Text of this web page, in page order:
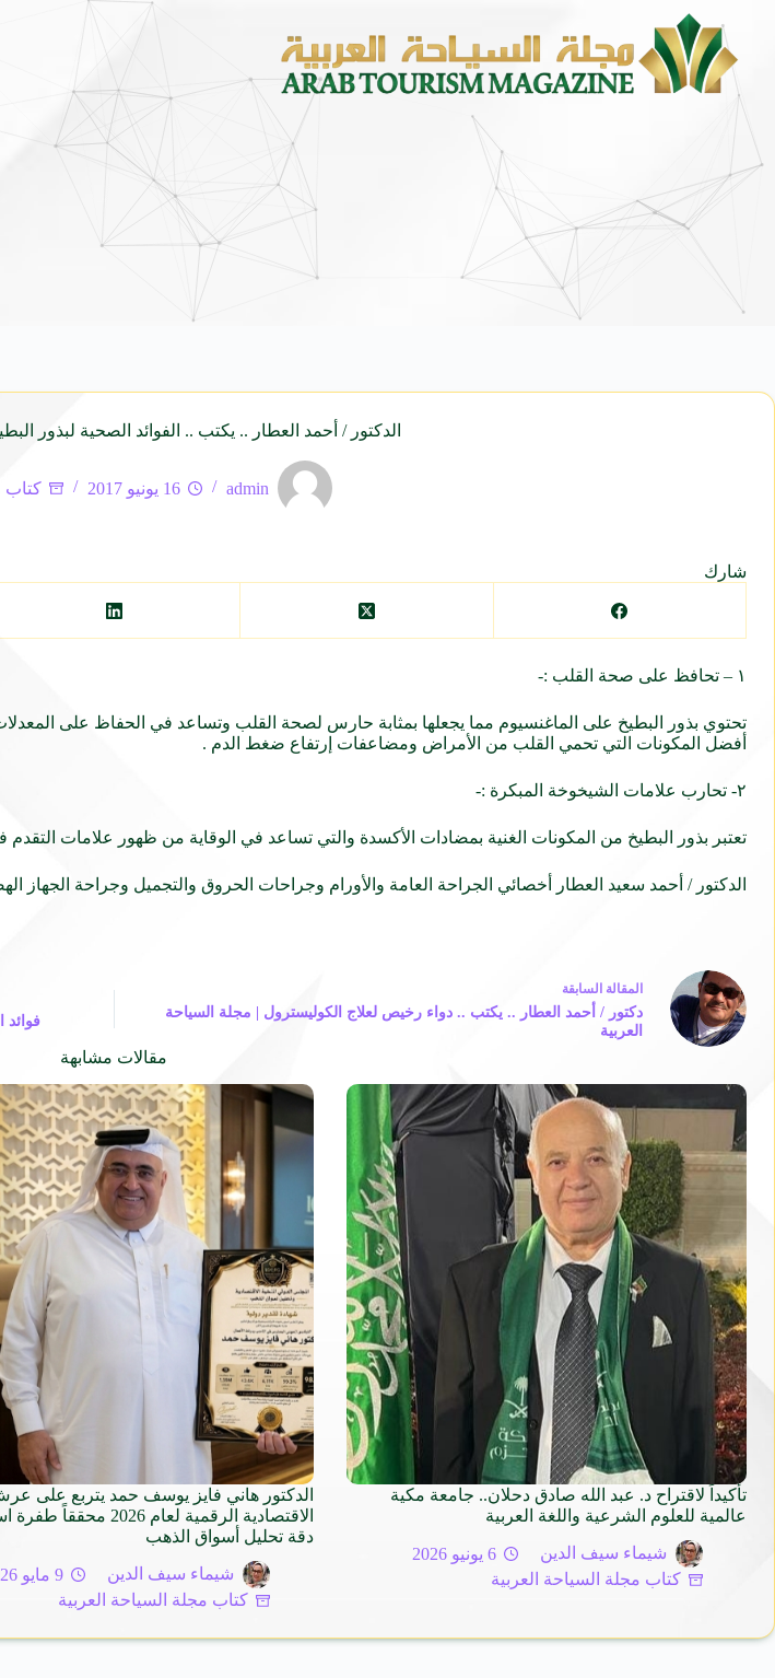
أوتار الشام في قرطاج: كيف
الدكتور / أحمد العطار .. يكتب .. الفوائد الصحية لبذور
admin 16 يونيو 2017 كتاب
شارك
١ – تحافظ على صحة القلب :-
تحتوي بذور البطيخ على الماغنسيوم مما يجعلها بمثابة حارس لصحة القلب وتساعد في الحفاظ على
أفضل المكونات التي تحمي القلب من الأمراض ومضاعفات إرتفاع ضغط الدم .
٢- تحارب علامات الشيخوخة المبكرة :-
تعتبر بذور البطيخ من المكونات الغنية بمضادات الأكسدة والتي تساعد في الوقاية من ظهور علامات
الدكتور / أحمد سعيد العطار أخصائي الجراحة العامة والأورام وجراحات الحروق والتجميل وجراحة الجهاز
المقالة السابقة
دكتور / أحمد العطار .. يكتب .. دواء رخيص لعلاج الكوليسترول | مجلة السياحة
العربية
فوائد
مقالات مشابهة
تأكيداً لاقتراح د. عبد الله صادق دحلان.. جامعة مكية
عالمية للعلوم الشرعية واللغة العربية
شيماء سيف الدين
6 يونيو 2026
كتاب مجلة السياحة العربية
الدكتور هاني فايز يوسف حمد يتربع على
الاقتصادية الرقمية لعام 2026
دقة تحليل أسواق الذهب
شيماء سيف الدين
9 مايو 2026
كتاب مجلة السياحة العربية